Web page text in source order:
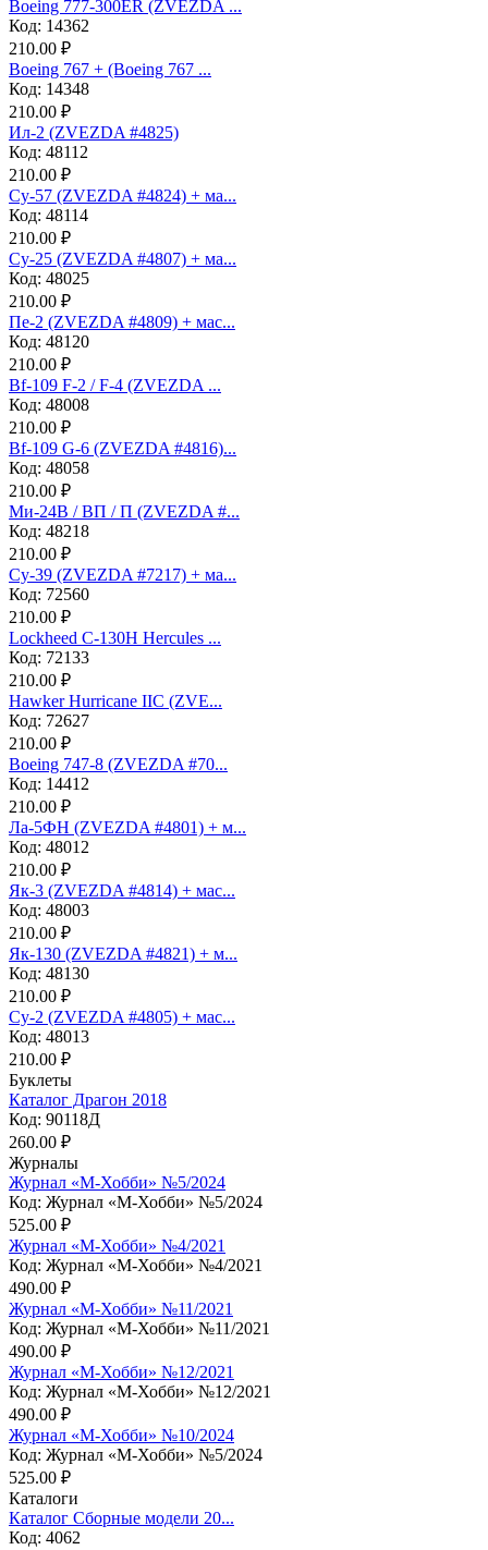
Boeing 777-300ER (ZVEZDA ...
Код: 14362
210.00 ₽
Boeing 767 + (Boeing 767 ...
Код: 14348
210.00 ₽
Ил-2 (ZVEZDA #4825)
Код: 48112
210.00 ₽
Су-57 (ZVEZDA #4824) + ма...
Код: 48114
210.00 ₽
Су-25 (ZVEZDA #4807) + ма...
Код: 48025
210.00 ₽
Пе-2 (ZVEZDA #4809) + мас...
Код: 48120
210.00 ₽
Bf-109 F-2 / F-4 (ZVEZDA ...
Код: 48008
210.00 ₽
Bf-109 G-6 (ZVEZDA #4816)...
Код: 48058
210.00 ₽
Ми-24В / ВП / П (ZVEZDA #...
Код: 48218
210.00 ₽
Су-39 (ZVEZDA #7217) + ма...
Код: 72560
210.00 ₽
Lockheed C-130H Hercules ...
Код: 72133
210.00 ₽
Hawker Hurricane IIC (ZVE...
Код: 72627
210.00 ₽
Boeing 747-8 (ZVEZDA #70...
Код: 14412
210.00 ₽
Ла-5ФН (ZVEZDA #4801) + м...
Код: 48012
210.00 ₽
Як-3 (ZVEZDA #4814) + мас...
Код: 48003
210.00 ₽
Як-130 (ZVEZDA #4821) + м...
Код: 48130
210.00 ₽
Су-2 (ZVEZDA #4805) + мас...
Код: 48013
210.00 ₽
Буклеты
Каталог Драгон 2018
Код: 90118Д
260.00 ₽
Журналы
Журнал «М-Хобби» №5/2024
Код: Журнал «М-Хобби» №5/2024
525.00 ₽
Журнал «М-Хобби» №4/2021
Код: Журнал «М-Хобби» №4/2021
490.00 ₽
Журнал «М-Хобби» №11/2021
Код: Журнал «М-Хобби» №11/2021
490.00 ₽
Журнал «М-Хобби» №12/2021
Код: Журнал «М-Хобби» №12/2021
490.00 ₽
Журнал «М-Хобби» №10/2024
Код: Журнал «М-Хобби» №5/2024
525.00 ₽
Каталоги
Каталог Сборные модели 20...
Код: 4062